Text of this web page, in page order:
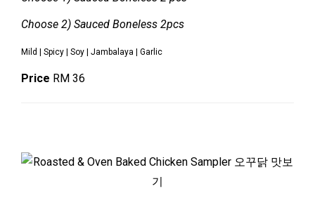
Choose 2) Sauced Boneless 2pcs
Mild | Spicy | Soy | Jambalaya | Garlic
Price RM 36